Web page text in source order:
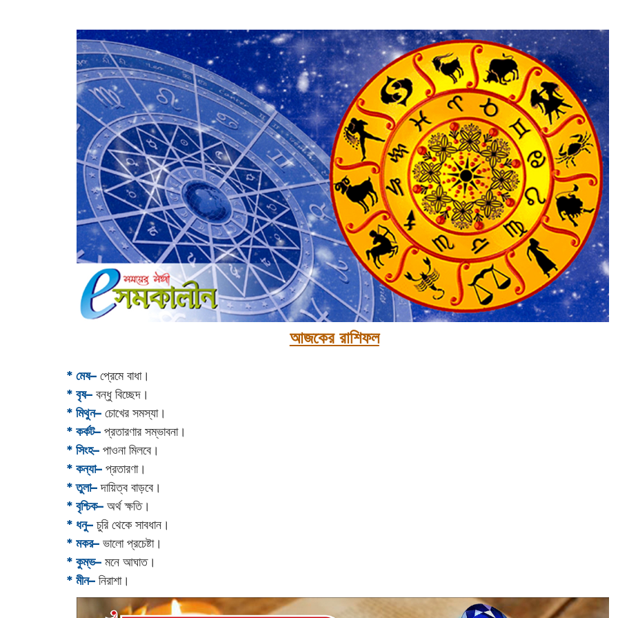
আজকের রাশিফল
* মেষ– প্রেমে বাধা।
* বৃষ– বন্ধু বিচ্ছেদ।
* মিথুন– চোখের সমস্যা।
* কর্কট– প্রতারণার সম্ভাবনা।
* সিংহ– পাওনা মিলবে।
* কন্যা– প্রতারণা।
* তুলা–দায়িত্ব বাড়বে।
* বৃশ্চিক– অর্থ ক্ষতি।
* ধনু– চুরি থেকে সাবধান।
* মকর– ভালো প্রচেষ্টা।‌
* কুম্ভ– মনে আঘাত।
* মীন– নিরাশা।